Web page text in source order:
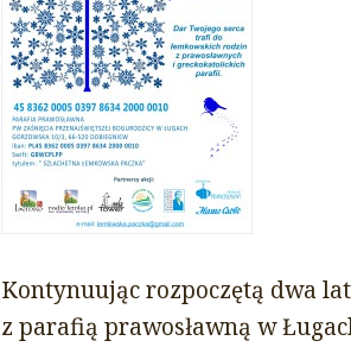
Kontynuując rozpoczętą dwa
z parafią prawosławną w